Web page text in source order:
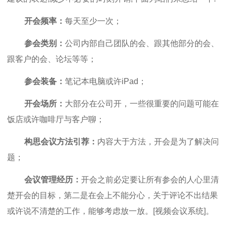
开会频率： 每天至少一次；
参会类别： 公司内部自己团队的会、跟其他部分的会、
跟客户的会、论坛等等；
参会装备： 笔记本电脑或许iPad；
开会场所： 大部分在公司开，一些很重要的问题可能在
饭店或许咖啡厅与客户聊；
构思会议方法引荐： 内容大于方法，开会是为了解决问
题；
会议管理经历： 开会之前必定要让所有参会的人心里清
楚开会的目标，第二是在会上不能分心，关于评论不出结果
或许说不清楚的工作，能够考虑放一放。[视频会议系统]。